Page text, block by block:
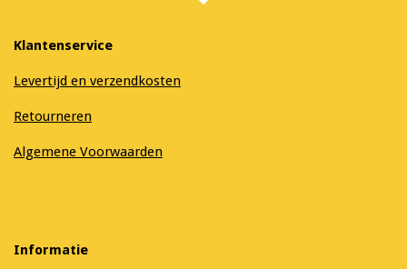
Klantenservice
Levertijd en verzendkosten
Retourneren
Algemene Voorwaarden
Informatie